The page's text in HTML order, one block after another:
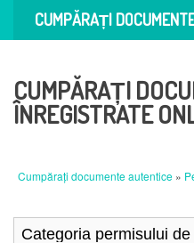
CUMPĂRAȚI
CUMPĂRAȚI
ÎNREGISTRATE
Cumpărați documente autentice »